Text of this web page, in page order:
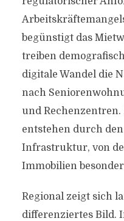
begünstigt das
treiben
digitale Wandel die
nach
und
entstehen durch
Infrastruktur, von
Immobilien
Regional zeigt sich
differenziertes Bild.